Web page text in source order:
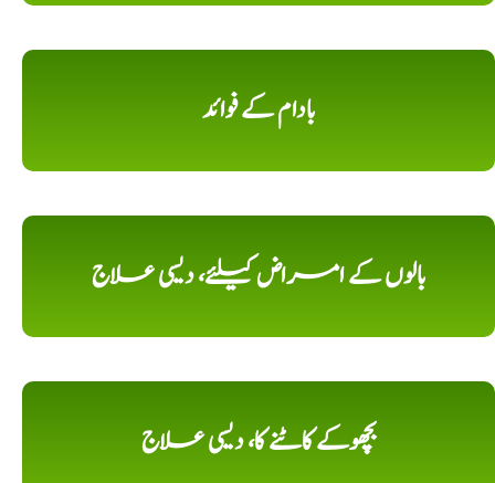
بادام کے فوائد
بالوں کے امراض کیلئے، دیسی علاج
بچھوکے کاٹنے کا، دیسی علاج